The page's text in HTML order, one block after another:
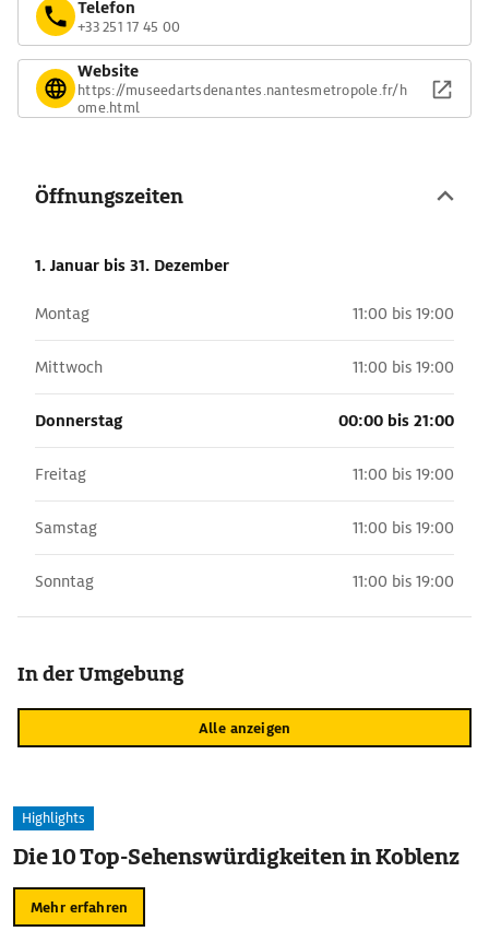
Telefon
+33 251 17 45 00
Website
https://museedartsdenantes.nantesmetropole.fr/h
ome.html
Öffnungszeiten
1. Januar bis 31. Dezember
Montag 11:00 bis 19:00
Mittwoch 11:00 bis 19:00
Donnerstag 00:00 bis 21:00
Freitag 11:00 bis 19:00
Samstag 11:00 bis 19:00
Sonntag 11:00 bis 19:00
In der Umgebung
Alle anzeigen
Highlights
Die 10 Top-Sehenswürdigkeiten in Koblenz
Mehr erfahren